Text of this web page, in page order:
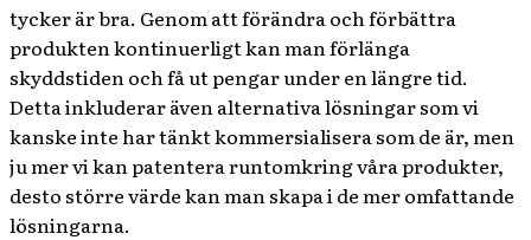
tycker är bra. Genom att förändra och förbättra
produkten kontinuerligt kan man förlänga
skyddstiden och få ut pengar under en längre tid.
Detta inkluderar även alternativa lösningar som vi
kanske inte har tänkt kommersialisera som de är, men
ju mer vi kan patentera runtomkring våra produkter,
desto större värde kan man skapa i de mer omfattande
lösningarna.